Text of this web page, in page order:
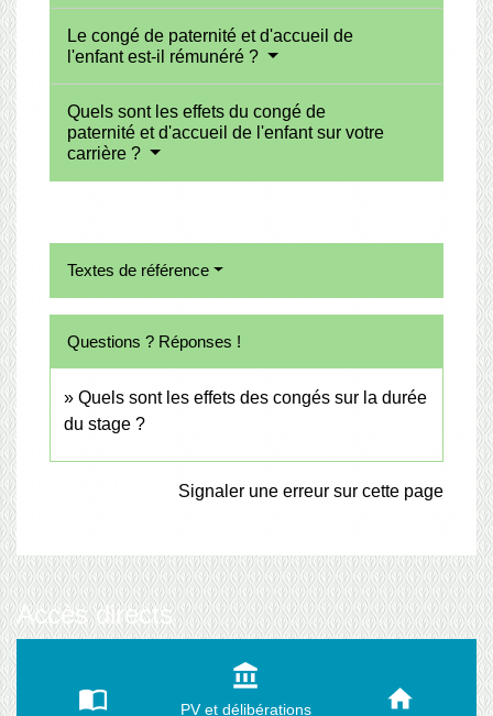
Le congé de paternité et d'accueil de
l'enfant est-il rémunéré ?
Quels sont les effets du congé de
paternité et d'accueil de l'enfant sur votre
carrière ?
Textes de référence
Questions ? Réponses !
Quels sont les effets des congés sur la durée
du stage ?
Signaler une erreur sur cette page
Accès directs
import_contacts
account_balance
PV et délibérations
home